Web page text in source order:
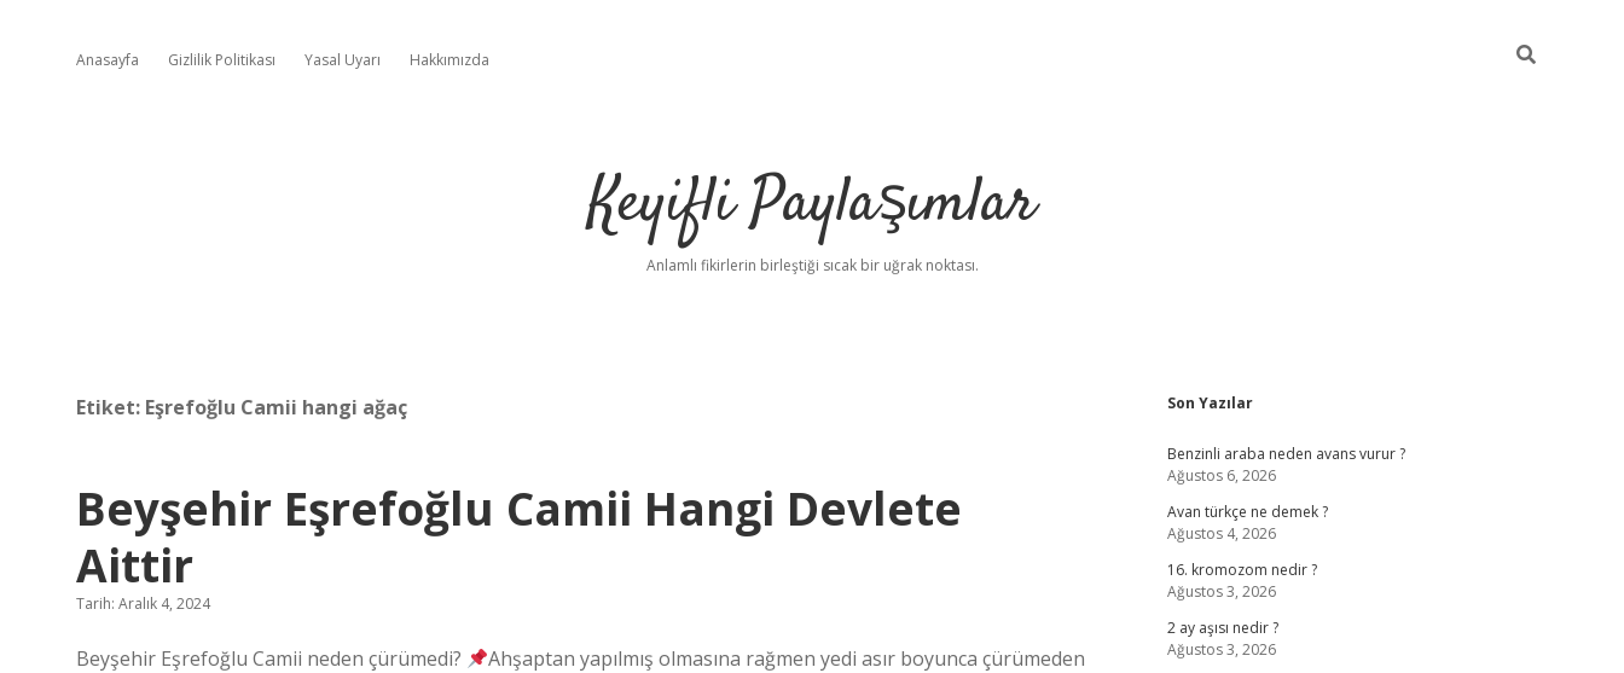
Anasayfa Gizlilik Politikası Yasal Uyarı Hakkımızda
Keyifli Paylaşımlar
Anlamlı fikirlerin birleştiği sıcak bir uğrak noktası.
Etiket: Eşrefoğlu Camii hangi ağaç
Beyşehir Eşrefoğlu Camii Hangi Devlete
Aittir
Tarih: Aralık 4, 2024
Beyşehir Eşrefoğlu Camii neden çürümedi?
Ahşaptan yapılmış olmasına rağmen yedi asır boyunca çürümeden
Sidebar
Son Yazılar
Benzinli araba neden avans vurur ?
Ağustos 6, 2026
Avan türkçe ne demek ?
Ağustos 4, 2026
16. kromozom nedir ?
Ağustos 3, 2026
2 ay aşısı nedir ?
Ağustos 3, 2026